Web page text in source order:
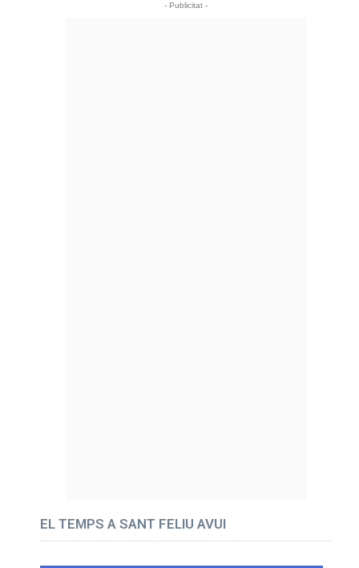
- Publicitat -
EL TEMPS A SANT FELIU AVUI